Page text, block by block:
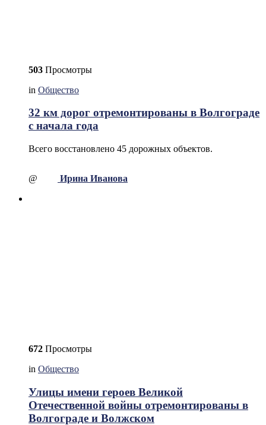
503 Просмотры
in Общество
32 км дорог отремонтированы в Волгограде
с начала года
Всего восстановлено 45 дорожных объектов.
@ Ирина Иванова
672 Просмотры
in Общество
Улицы имени героев Великой
Отечественной войны отремонтированы в
Волгограде и Волжском